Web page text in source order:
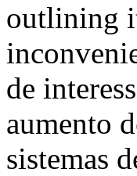
outlining
de
aumento
sistemas